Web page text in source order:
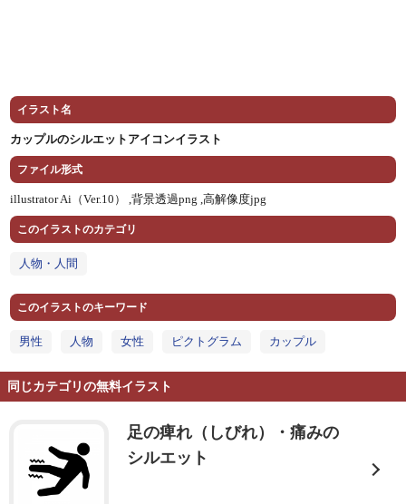
イラスト名
カップルのシルエットアイコンイラスト
ファイル形式
illustrator Ai（Ver.10） ,背景透過png ,高解像度jpg
このイラストのカテゴリ
人物・人間
このイラストのキーワード
男性 人物 女性 ピクトグラム カップル
同じカテゴリの無料イラスト
足の痺れ（しびれ）・痛みの
シルエット